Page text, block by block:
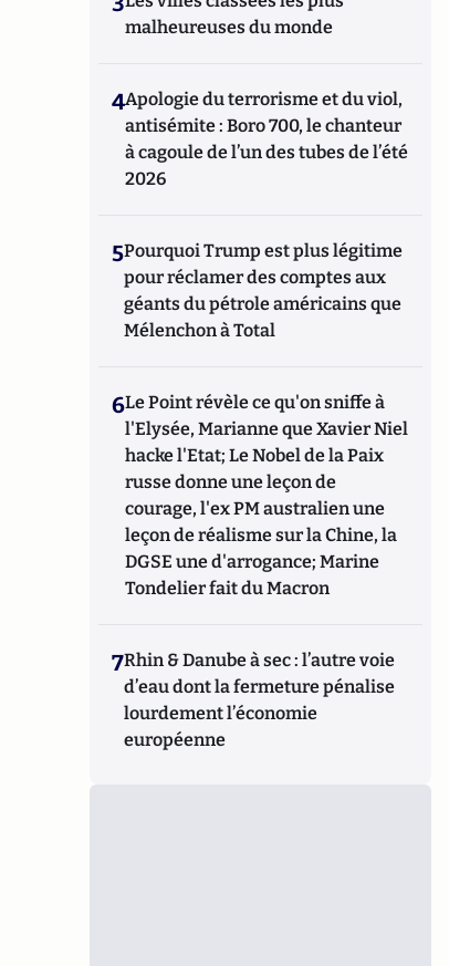
malheureuses du monde
4Apologie du terrorisme et du viol,
antisémite : Boro 700, le chanteur
à cagoule de l’un des tubes de l’été
2026
5Pourquoi Trump est plus légitime
pour réclamer des comptes aux
géants du pétrole américains que
Mélenchon à Total
6Le Point révèle ce qu'on sniffe à
l'Elysée, Marianne que Xavier Niel
hacke l'Etat; Le Nobel de la Paix
russe donne une leçon de
courage, l'ex PM australien une
leçon de réalisme sur la Chine, la
DGSE une d'arrogance; Marine
Tondelier fait du Macron
7Rhin & Danube à sec : l’autre voie
d’eau dont la fermeture pénalise
lourdement l’économie
européenne